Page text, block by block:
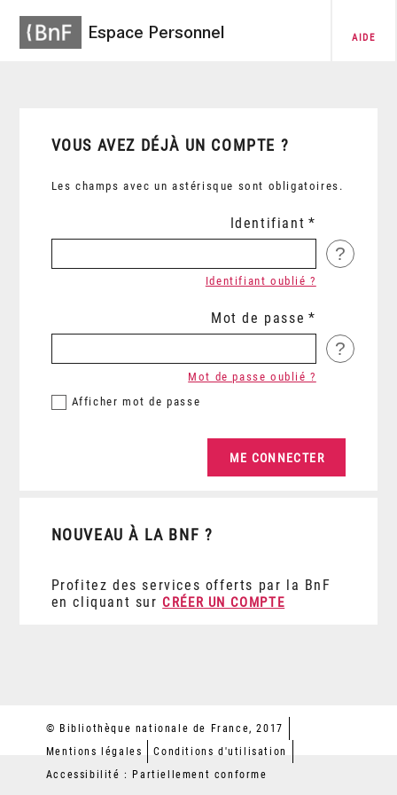
Espace Personnel AIDE
VOUS AVEZ DÉJÀ UN COMPTE ?
Les champs avec un astérisque sont obligatoires.
Identifiant
?
Identifiant oublié ?
Mot de passe
?
Afficher mot de passe
Mot de passe oublié ?
NOUVEAU À LA BNF ?
Profitez des services offerts par la BnF
en cliquant sur CRÉER UN COMPTE
© Bibliothèque nationale de France, 2017
Mentions légales
Conditions d'utilisation
Accessibilité : Partiellement conforme